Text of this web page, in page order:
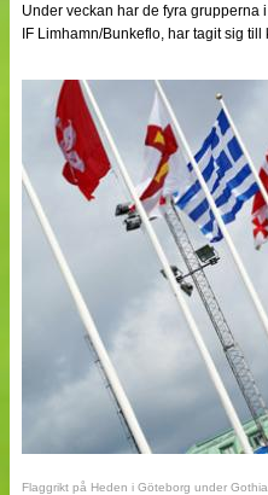
Nyheter
Lagen
Webb-TV
Cuper
Medlemmar
Medlemsbilder
Till klubbkassan
Om oss
NÄTverket
Split vision
Under veckan har de fyra grupperna
IF Limhamn/Bunkeflo, har tagit sig
Flaggrikt på Heden i Göteborg under